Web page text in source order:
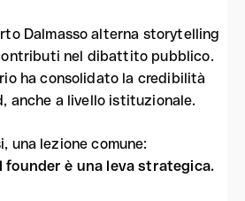
Dalmasso alterna storytelling
nel dibattito pubblico.
ha consolidato la credibilità
anche a livello istituzionale.
una lezione comune:
founder è una leva strategica.